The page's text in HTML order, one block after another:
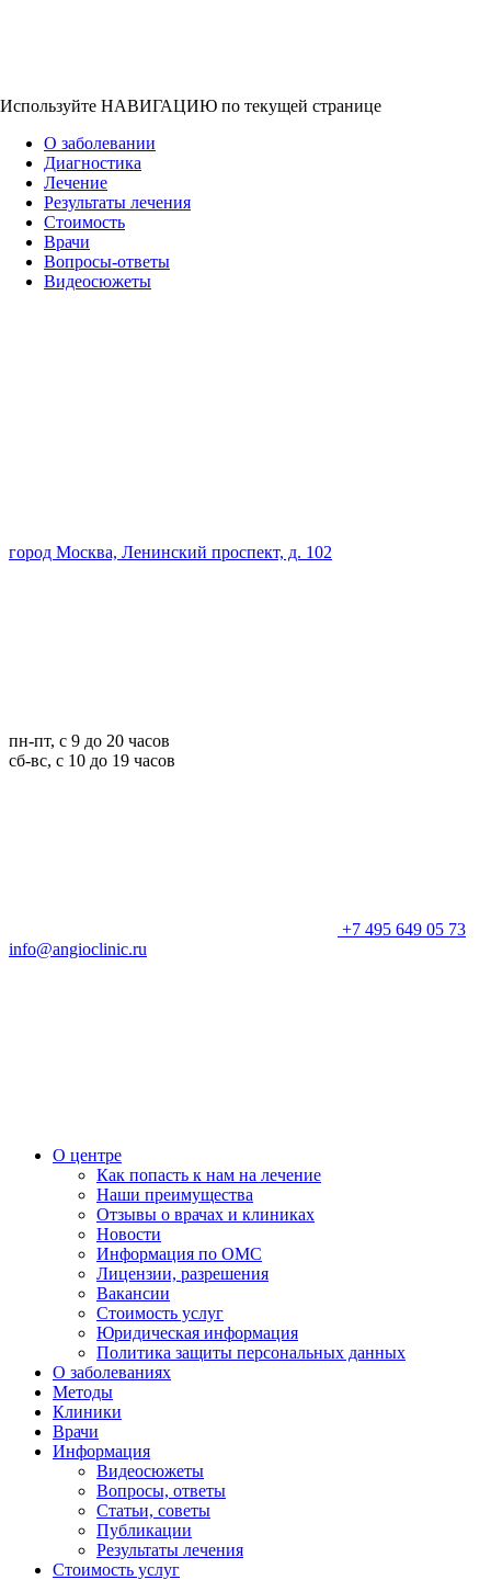
город Москва, Ленинский проспект, д. 102
пн-пт, с 9 до 20 часов
сб-вс, с 10 до 19 часов
+7 495 649 05 73
info@angioclinic.ru
О центре
Как попасть к нам на лечение
Наши преимущества
Отзывы о врачах и клиниках
Новости
Информация по ОМС
Лицензии, разрешения
Вакансии
Стоимость услуг
Юридическая информация
Политика защиты персональных данных
О заболеваниях
Методы
Клиники
Врачи
Информация
Видеосюжеты
Вопросы, ответы
Статьи, советы
Публикации
Результаты лечения
Стоимость услуг
Используйте НАВИГАЦИЮ по текущей странице
О заболевании
Диагностика
Лечение
Результаты лечения
Стоимость
Врачи
Вопросы-ответы
Видеосюжеты